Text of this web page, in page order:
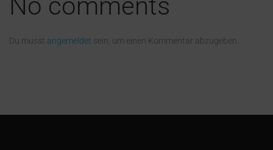
Du musst angemeldet sein, um einen Kommentar abzugeben.